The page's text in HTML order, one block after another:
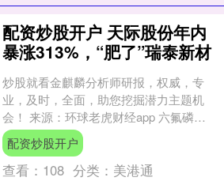
配资炒股开户 天际股份年内
暴涨313%，“肥了”瑞泰新材
炒股就看金麒麟分析师研报，权威，专
业，及时，全面，助您挖掘潜力主题机
会！ 来源：环球老虎财经app 六氟磷酸
锂价格涨个不停，天际股份股价也创出
新高。截至11月7....
配资炒股开户
查看： 108 分类： 美港通